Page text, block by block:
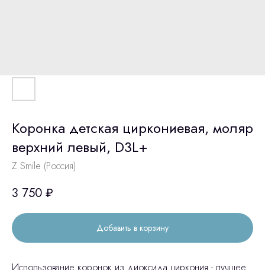
Коронка детская циркониевая, моляр
верхний левый, D3L+
Z Smile (Россия)
3 750 ₽
Добавить в корзину